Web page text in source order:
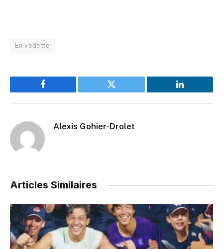
En vedette
Facebook Twitter LinkedIn
Alexis Gohier-Drolet
Articles Similaires